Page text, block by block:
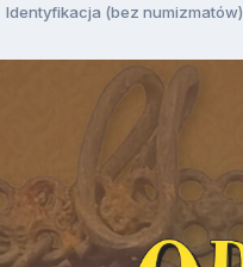
Identyfikacja (bez numizmatów)